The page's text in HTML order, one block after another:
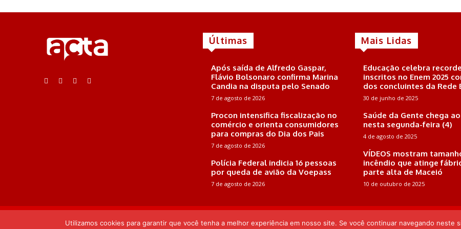
Últimas
Após saída de Alfredo Gaspar,
Flávio Bolsonaro confirma Marina
Candia na disputa pelo Senado
7 de agosto de 2026
Procon intensifica fiscalização no
comércio e orienta consumidores
para compras do Dia dos Pais
7 de agosto de 2026
Polícia Federal indicia 16 pessoas
por queda de avião da Voepass
7 de agosto de 2026
Mais Lidas
Educação celebra
inscritos no Enem 2025
dos concluintes da Rede
30 de junho de 2025
Saúde da Gente chega
nesta segunda-feira (4)
4 de agosto de 2025
VÍDEOS mostram
incêndio que atinge
parte alta de Maceió
10 de outubro de 2025
Pereira
Utilizamos cookies para garantir que você tenha a melhor experiência em nosso site. Se você continuar navegando neste